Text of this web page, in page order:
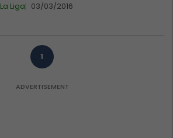
La Liga 03/03/2016
1